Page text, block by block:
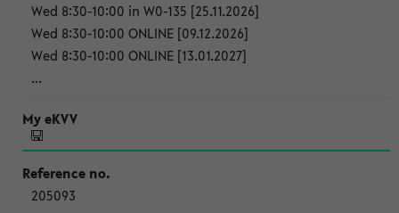
Wed 8:30-10:00 in W0-135 [25.11.2026]
Wed 8:30-10:00 ONLINE [09.12.2026]
Wed 8:30-10:00 ONLINE [13.01.2027]
...
205093